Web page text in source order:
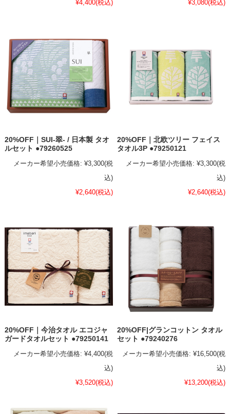
¥4,400(税込) ¥3,080(税込)
20%OFF｜SUI-翠- / 日本製 タオ
ルセット ●79260525
メーカー希望小売価格: ¥3,300(税
込)
¥2,640(税込)
20%OFF｜北欧ツリー フェイス
タオル3P ●79250121
メーカー希望小売価格: ¥3,300(税
込)
¥2,640(税込)
20%OFF｜今治タオル エコジャ
ガードタオルセット ●79250141
メーカー希望小売価格: ¥4,400(税
込)
¥3,520(税込)
20%OFF|グランコットン タオル
セット ●79240276
メーカー希望小売価格: ¥16,500(税
込)
¥13,200(税込)